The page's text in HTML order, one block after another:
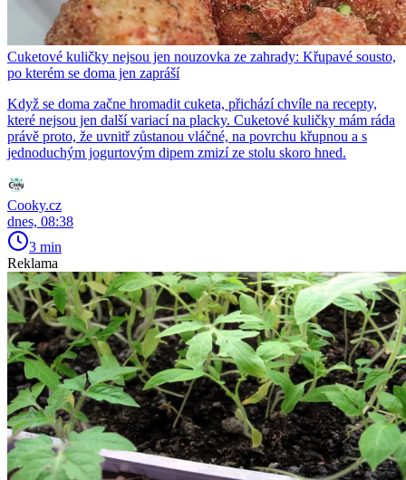
Cuketové kuličky nejsou jen nouzovka ze zahrady: Křupavé sousto,
po kterém se doma jen zapráší
Když se doma začne hromadit cuketa, přichází chvíle na recepty,
které nejsou jen další variací na placky. Cuketové kuličky mám ráda
právě proto, že uvnitř zůstanou vláčné, na povrchu křupnou a s
jednoduchým jogurtovým dipem zmizí ze stolu skoro hned.
Cooky.cz
dnes, 08:38
3 min
Reklama